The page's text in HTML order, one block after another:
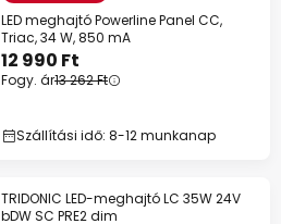
LED meghajtó Powerline Panel CC,
Triac, 34 W, 850 mA
12 990 Ft
Fogy. ár13 262 Ft
Szállítási idő: 8-12 munkanap
TRIDONIC LED-meghajtó LC 35W 24V
bDW SC PRE2 dim